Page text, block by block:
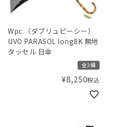
Wpc.（ダブリュピーシー）
UVO PARASOL long8K 無地
タッセル 日傘
全3種
¥8,250税込